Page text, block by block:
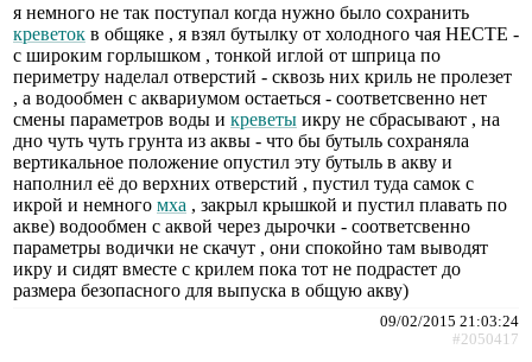
я немного не так поступал когда нужно было сохранить
креветок в общяке , я взял бутылку от холодного чая НЕСТЕ -
с широким горлышком , тонкой иглой от шприца по
периметру наделал отверстий - сквозь них криль не пролезет
, а водообмен с аквариумом остаеться - соответсвенно нет
смены параметров воды и креветы икру не сбрасывают , на
дно чуть чуть грунта из аквы - что бы бутыль сохраняла
вертикальное положение опустил эту бутыль в акву и
наполнил её до верхних отверстий , пустил туда самок с
икрой и немного мха , закрыл крышкой и пустил плавать по
акве) водообмен с аквой через дырочки - соответсвенно
параметры водички не скачут , они спокойно там выводят
икру и сидят вместе с крилем пока тот не подрастет до
размера безопасного для выпуска в общую акву)
09/02/2015 21:03:24
#2050417